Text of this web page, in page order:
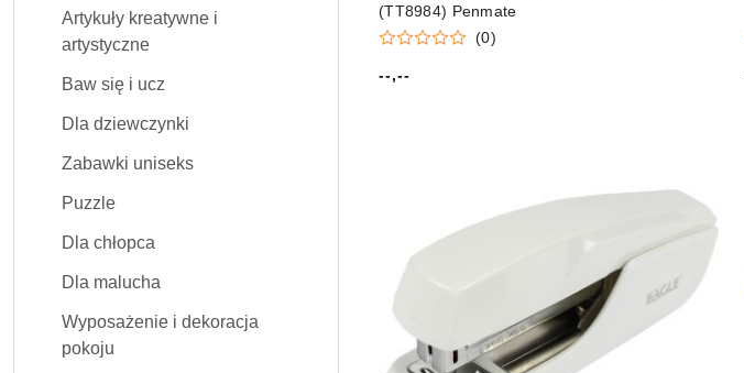
Artykuły kreatywne i
artystyczne
Baw się i ucz
Dla dziewczynki
Zabawki uniseks
Puzzle
Dla chłopca
Dla malucha
Wyposażenie i dekoracja
pokoju
(TT8984) Penmate
(0)
Cena:
--,--